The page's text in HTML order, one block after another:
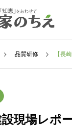
品質研修 【長
設現場レポ